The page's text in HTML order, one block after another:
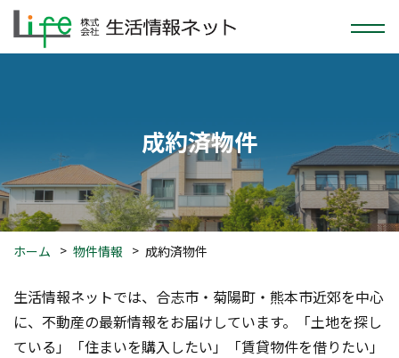
成約済物件
ホーム 物件情報 成約済物件
生活情報ネットでは、合志市・菊陽町・熊本市近郊を中心
に、不動産の最新情報をお届けしています。「土地を探し
ている」「住まいを購入したい」「賃貸物件を借りたい」――